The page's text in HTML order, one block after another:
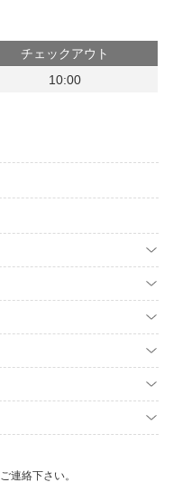
チェックアウト
10:00
連絡下さい。